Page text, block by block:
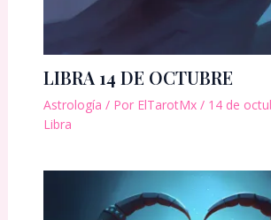
LIBRA 14 DE OCTUBRE
Astrología / Por ElTarotMx / 14 de
Libra